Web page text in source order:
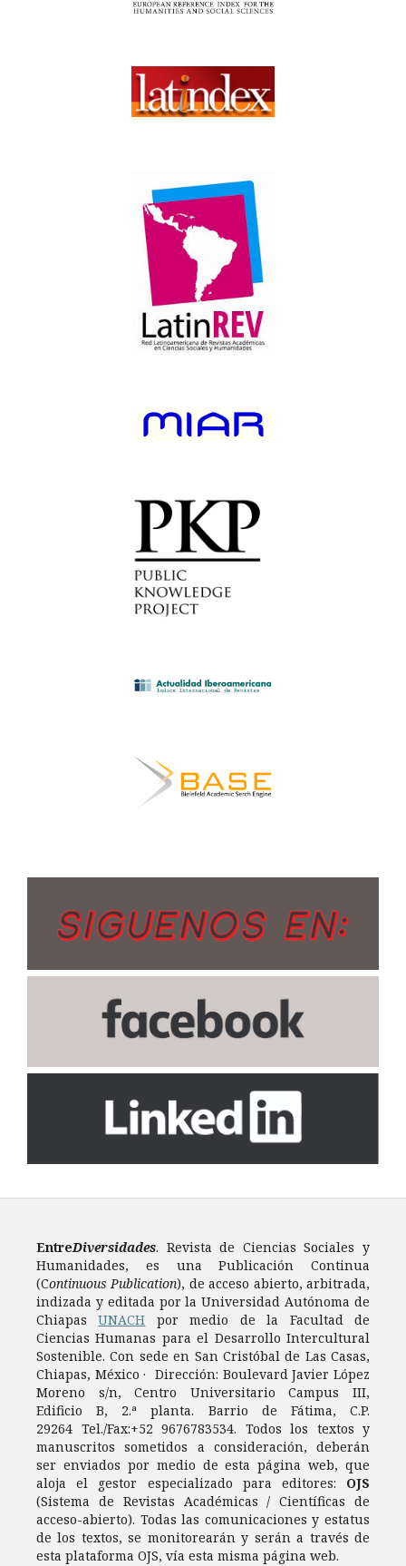
EntreDiversidades. Revista de Ciencias Sociales y
Humanidades, es una Publicación Continua
(Continuous Publication), de acceso abierto, arbitrada,
indizada y editada por la Universidad Autónoma de
ChiapasUNACH por medio de la Facultad de
Ciencias Humanas para el Desarrollo Intercultural
Sostenible. Con sede en San Cristóbal de Las Casas,
Chiapas, México · Dirección: Boulevard Javier López
Moreno s/n, Centro Universitario Campus III,
Edificio B, 2.ª planta. Barrio de Fátima, C.P.
29264 Tel./Fax:+52 9676783534. Todos los textos y
manuscritos sometidos a consideración, deberán
ser enviados por medio de esta página web, que
aloja el gestor especializado para editores: OJS
(Sistema de Revistas Académicas / Científicas de
acceso-abierto). Todas las comunicaciones y estatus
de los textos, se monitorearán y serán a través de
esta plataforma OJS, vía esta misma página web.